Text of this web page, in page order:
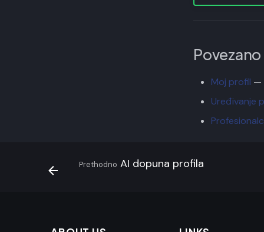
Povezano
Moj profil —
Uređivanje
Prethodno AI dopuna profila